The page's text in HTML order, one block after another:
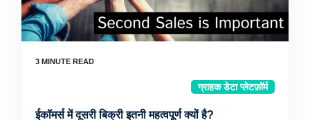
ग्राहक डेटा प्लेटफ़ॉर्म
ईकॉमर्स में दूसरी बिक्री इतनी महत्वपूर्ण क्यों है?